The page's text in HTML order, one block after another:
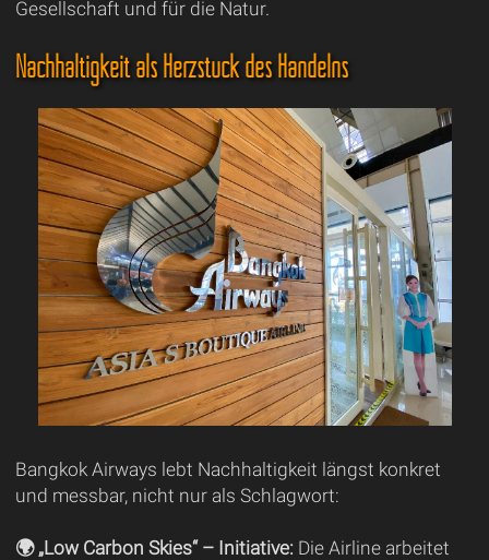
Gesellschaft und für die Natur.
Nachhaltigkeit als Herzstück des Handelns
Bangkok Airways lebt Nachhaltigkeit längst konkret
und messbar, nicht nur als Schlagwort:
🌍 „Low Carbon Skies“ – Initiative: Die Airline arbeitet